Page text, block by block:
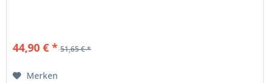
44,90 € * 51,65 € *
Merken